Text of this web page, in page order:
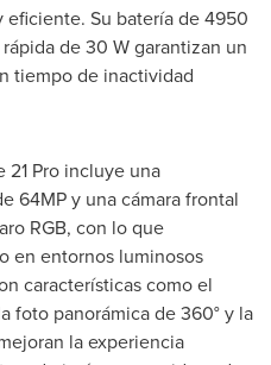
Su batería de 4950
de 30 W garantizan un
tiempo de inactividad
21 Pro incluye una
64MP y una cámara frontal
RGB, con lo que
en entornos luminosos
características como el
foto panorámica de 360° y la
la experiencia